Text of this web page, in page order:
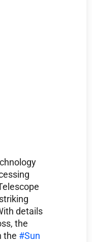
details
the
the #Sun